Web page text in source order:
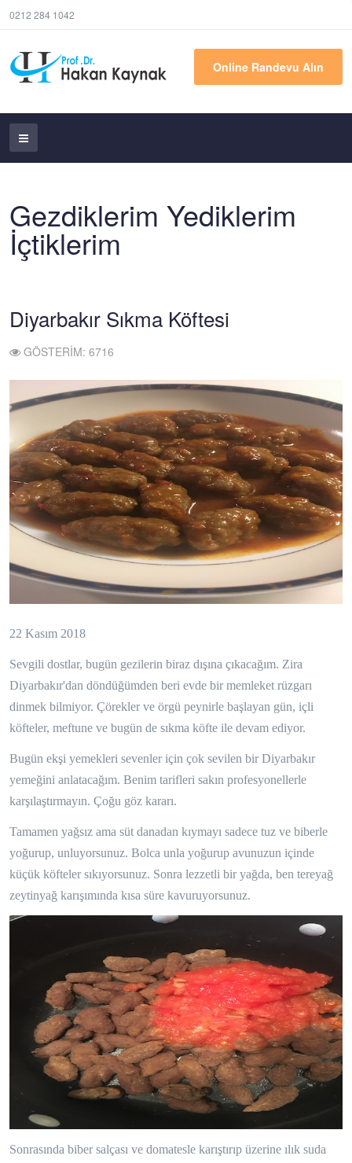
0212 284 1042
Online Randevu Alın
Gezdiklerim Yediklerim
İçtiklerim
Diyarbakır Sıkma Köftesi
GÖSTERIM: 6716
22 Kasım 2018
Sevgili dostlar, bugün gezilerin biraz dışına çıkacağım. Zira
Diyarbakır'dan döndüğümden beri evde bir memleket rüzgarı
dinmek bilmiyor. Çörekler ve örgü peynirle başlayan gün, içli
köfteler, meftune ve bugün de sıkma köfte ile devam ediyor.
Bugün ekşi yemekleri sevenler için çok sevilen bir Diyarbakır
yemeğini anlatacağım. Benim tarifleri sakın profesyonellerle
karşılaştırmayın. Çoğu göz kararı.
Tamamen yağsız ama süt danadan kıymayı sadece tuz ve biberle
yoğurup, unluyorsunuz. Bolca unla yoğurup avunuzun içinde
küçük köfteler sıkıyorsunuz. Sonra lezzetli bir yağda, ben tereyağ
zeytinyağ karışımında kısa süre kavuruyorsunuz.
Sonrasında biber salçası ve domatesle karıştırıp üzerine ılık suda